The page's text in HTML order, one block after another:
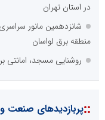
در استان تهران
شانزدهمین مانور
منطقه برق لواسان
روشنایی مسجد، امانتی
::پربازدیدهای صنعت